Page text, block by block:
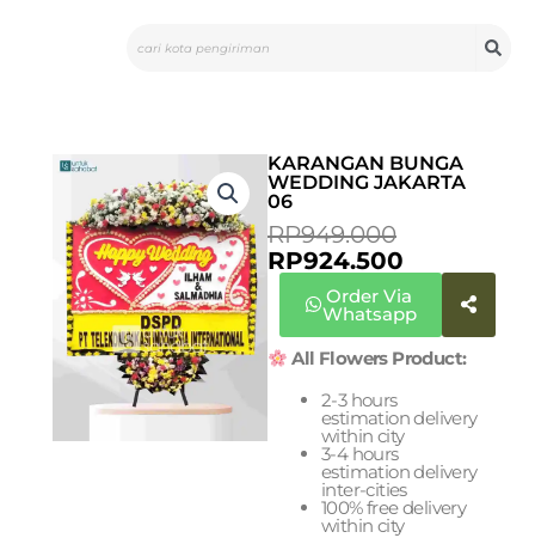
KARANGAN BUNGA
WEDDING JAKARTA
06
RP949.000
WAS:
RP924.500
IS:
RP924.500.
Order Via
Whatsapp
All Flowers Product:
2-3 hours
estimation delivery
within city
3-4 hours
estimation delivery
inter-cities
100% free delivery
within city